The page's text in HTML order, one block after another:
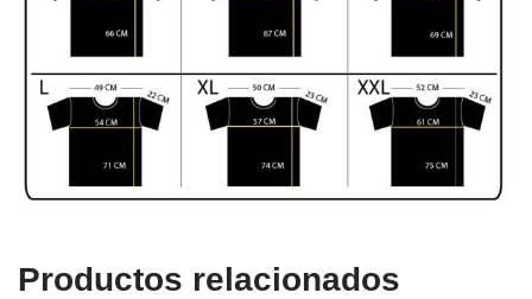
Productos relacionados